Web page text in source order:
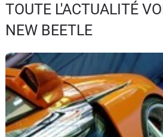
Essais
d'achat
Electriques
Utilitaires
TOUTE L'ACTUALITÉ
NEW BEETLE